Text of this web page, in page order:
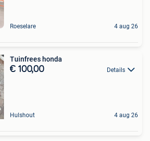
Roeselare 4 aug 26
Tuinfrees honda
€ 100,00 Details
Hulshout 4 aug 26